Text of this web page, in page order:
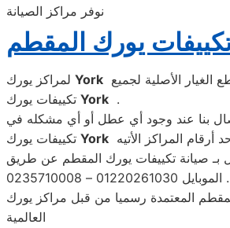
نوفر مراكز الصيانة
يورك المقطم
York
York .
بنا عند وجود أي عطل أو أي مشكله في
York
بـ صيانة تكييفات يورك المقطم عن طريق
الموبايل 01220261030 – 0235710008 .
المعتمدة رسميا من قبل مراكز يورك
العالمية